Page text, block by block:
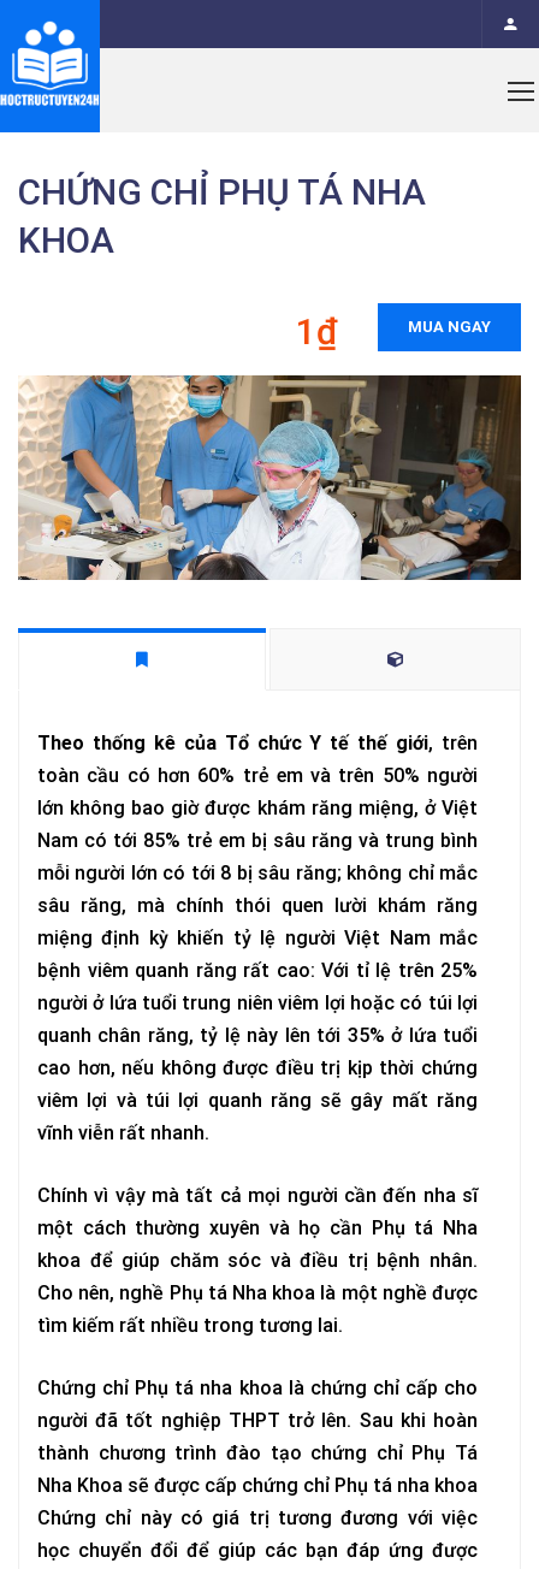
CHỨNG CHỈ PHỤ TÁ NHA
KHOA
1₫ MUA NGAY
Theo thống kê của Tổ chức Y tế thế giới, trên
toàn cầu có hơn 60% trẻ em và trên 50% người
lớn không bao giờ được khám răng miệng, ở Việt
Nam có tới 85% trẻ em bị sâu răng và trung bình
mỗi người lớn có tới 8 bị sâu răng; không chỉ mắc
sâu răng, mà chính thói quen lười khám răng
miệng định kỳ khiến tỷ lệ người Việt Nam mắc
bệnh viêm quanh răng rất cao: Với tỉ lệ trên 25%
người ở lứa tuổi trung niên viêm lợi hoặc có túi lợi
quanh chân răng, tỷ lệ này lên tới 35% ở lứa tuổi
cao hơn, nếu không được điều trị kịp thời chứng
viêm lợi và túi lợi quanh răng sẽ gây mất răng
vĩnh viễn rất nhanh.
Chính vì vậy mà tất cả mọi người cần đến nha sĩ
một cách thường xuyên và họ cần Phụ tá Nha
khoa để giúp chăm sóc và điều trị bệnh nhân.
Cho nên, nghề Phụ tá Nha khoa là một nghề được
tìm kiếm rất nhiều trong tương lai.
Chứng chỉ Phụ tá nha khoa là chứng chỉ cấp cho
người đã tốt nghiệp THPT trở lên. Sau khi hoàn
thành chương trình đào tạo chứng chỉ Phụ Tá
Nha Khoa sẽ được cấp chứng chỉ Phụ tá nha khoa
Chứng chỉ này có giá trị tương đương với việc
học chuyển đổi để giúp các bạn đáp ứng được